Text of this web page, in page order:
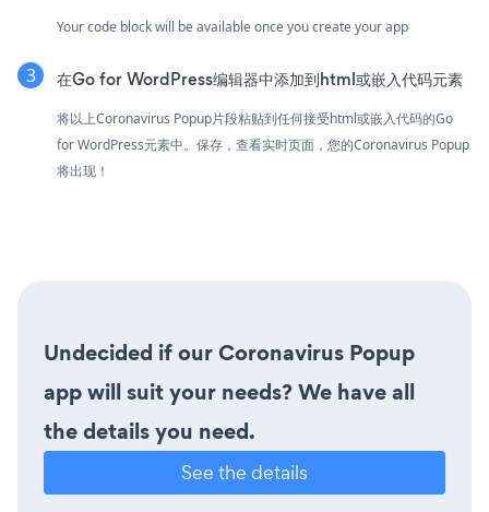
Your code block will be available once you create your app
在Go for WordPress编辑器中添加到html或嵌入代码元素
将以上Coronavirus Popup片段粘贴到任何接受html或嵌入代码的Go
for WordPress元素中。保存，查看实时页面，您的Coronavirus Popup
将出现！
Undecided if our Coronavirus Popup
app will suit your needs? We have all
the details you need.
See the details